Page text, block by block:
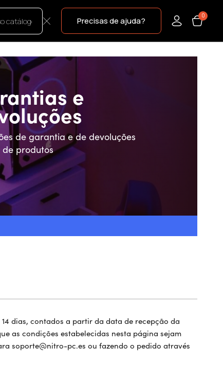
Precisas de ajuda? 0
e
de garantia e de devoluções
de produtos
dias, contados a partir da data de recepção da
as condições estabelecidas nesta página sejam
soporte@nitro-pc.es ou fazendo o pedido através